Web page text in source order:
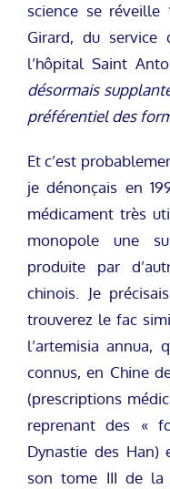
science se réveille
Girard, du service
l’hôpital Saint
désormais
préférentiel des
Et c’est
je dénonçais en
médicament très
monopole une
produite par
chinois. Je
trouverez le fac
l’artemisia annua,
connus, en Chine
(prescriptions
reprenant des «
Dynastie des
son tome III de la